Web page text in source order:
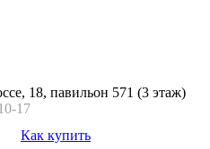
18, павильон 571 (3 этаж)
17
Как купить